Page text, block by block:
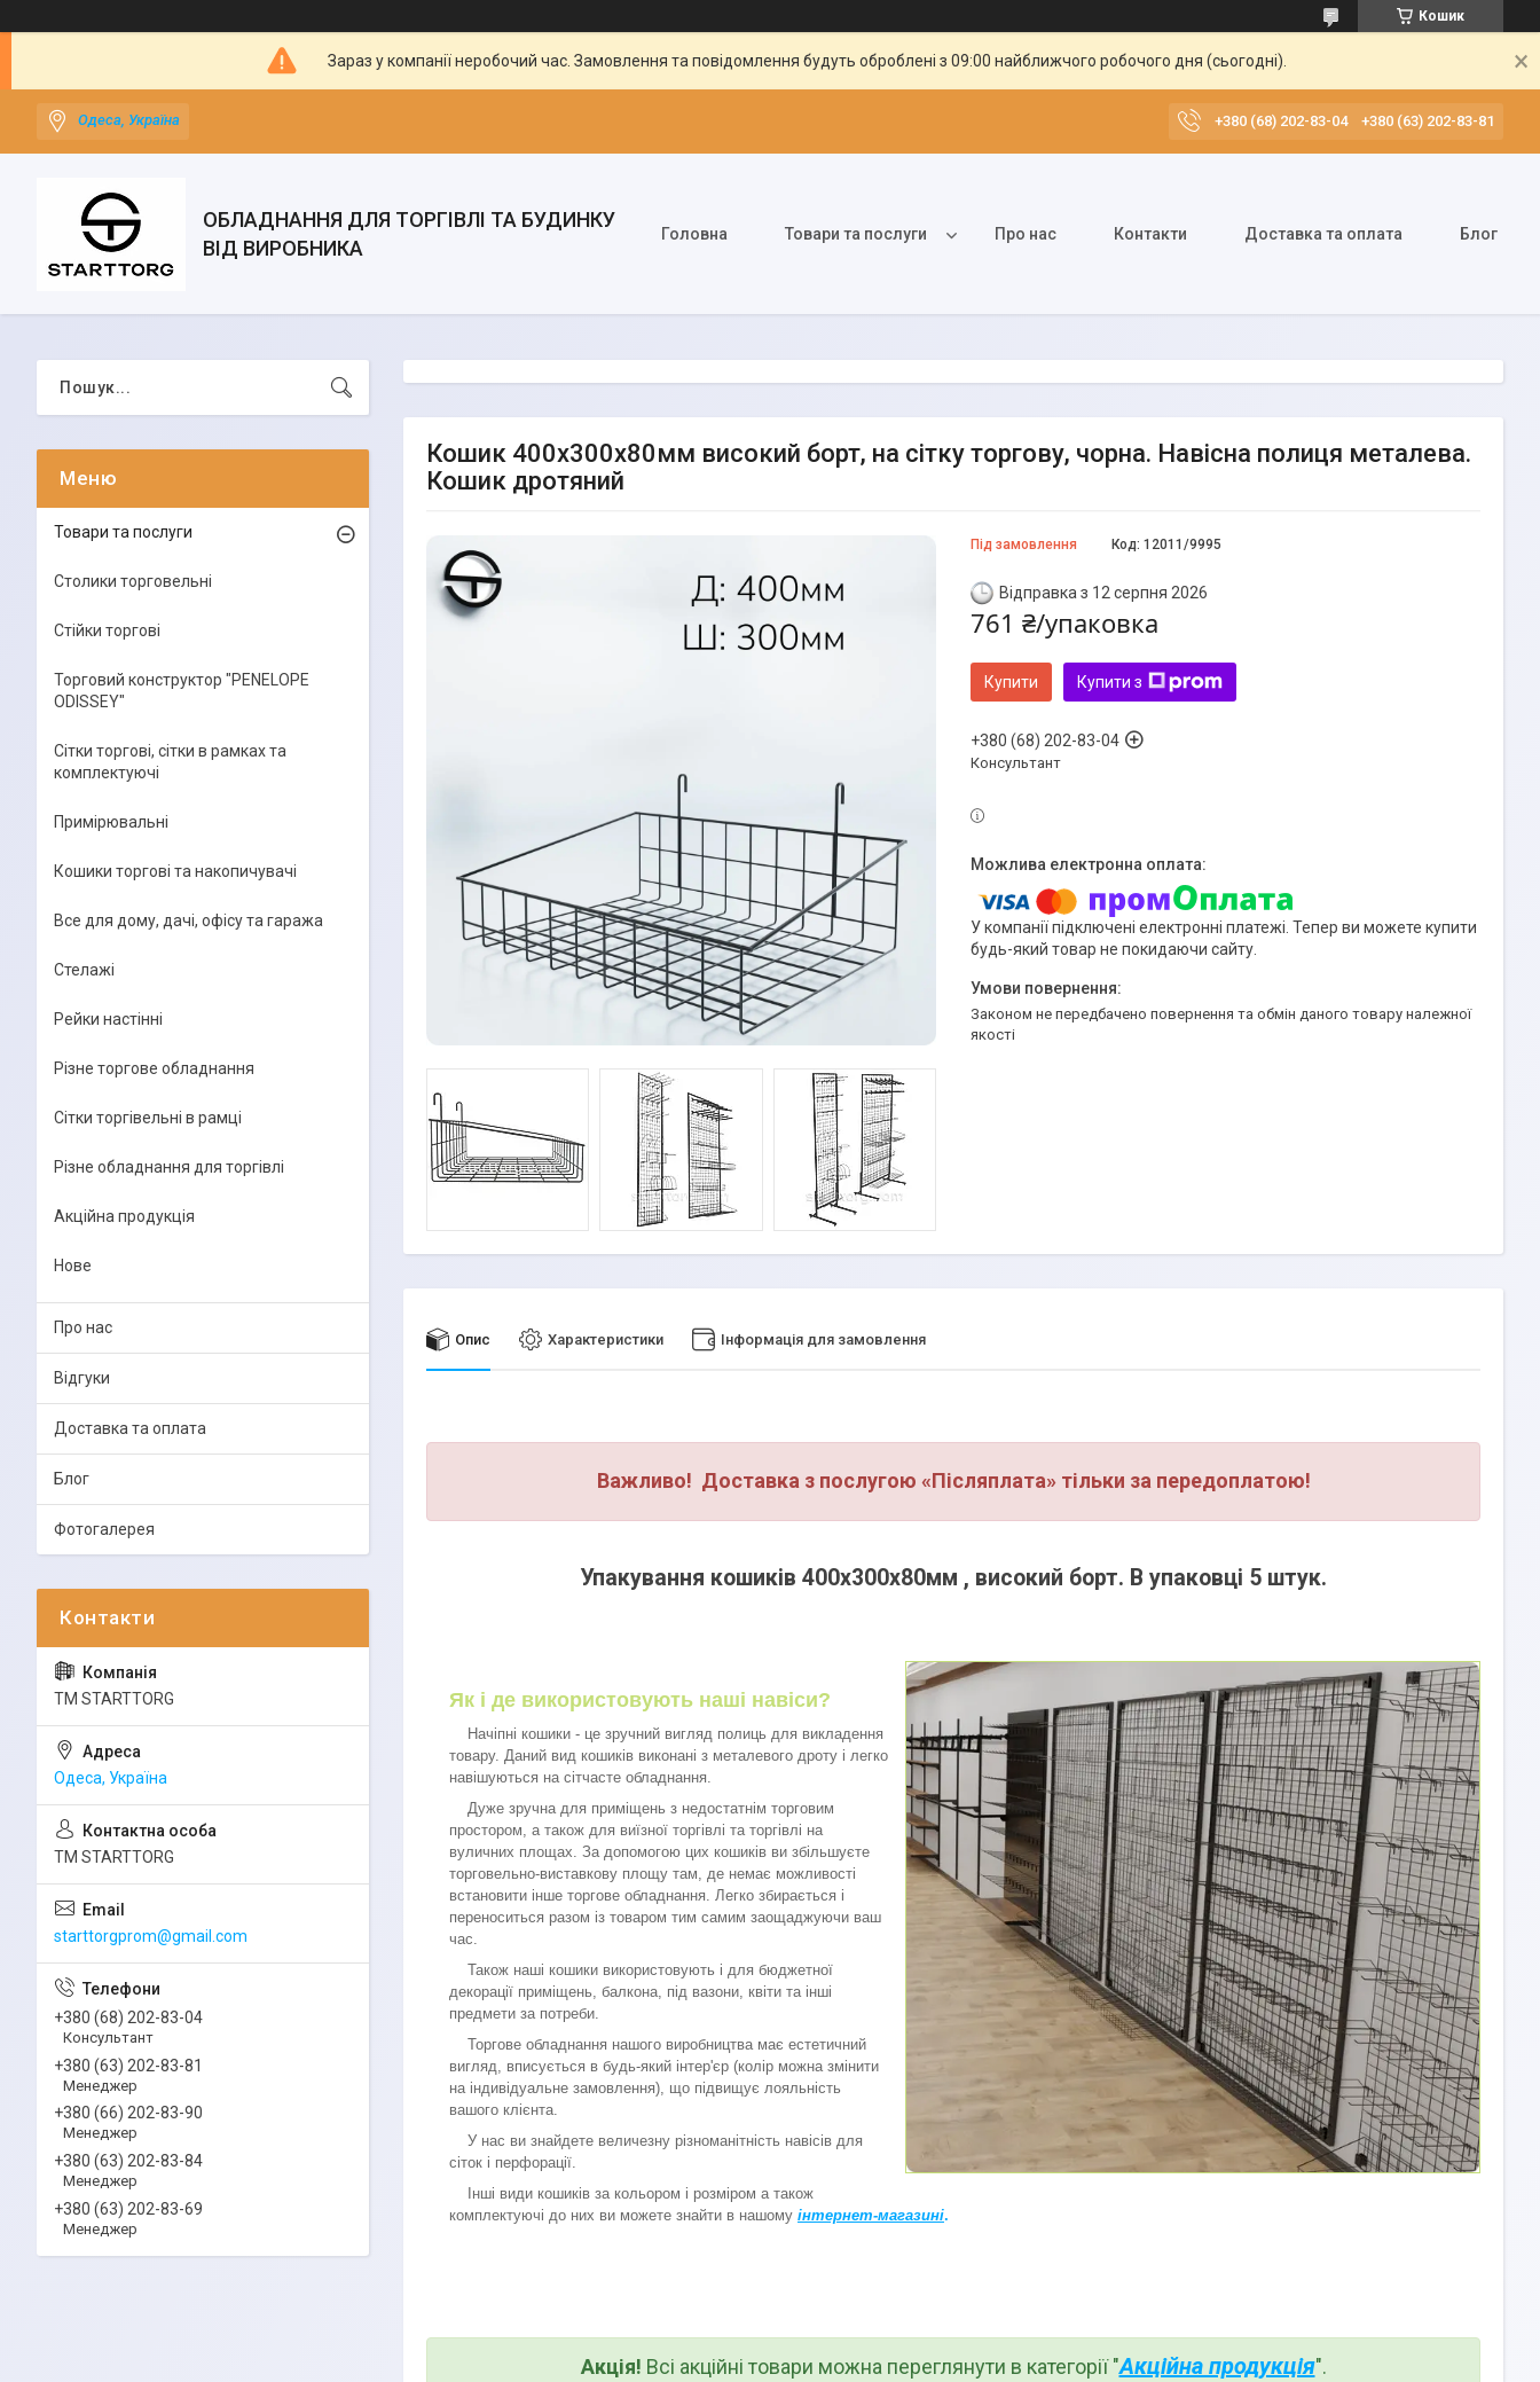
Кошик
Зараз у компанії неробочий час. Замовлення та повідомлення будуть оброблені з 09:00 найближчого робочого дня (сьогодні).
Одеса, Україна +380 (68) 202-83-04 +380 (63) 202-83-81
ОБЛАДНАННЯ ДЛЯ ТОРГІВЛІ ТА БУДИНКУ
ВІД ВИРОБНИКА
Головна Товари та послуги Про нас Контакти Доставка та оплата Блог
Кошик 400х300х80мм високий борт, на сітку торгову, чорна. Навісна полиця металева.
Кошик дротяний
Під замовлення Код: 12011/9995
Відправка з 12 серпня 2026
761 ₴/упаковка
Купити Купити з
+380 (68) 202-83-04
Консультант
У компанії підключені електронні платежі. Тепер ви можете купити
будь-який товар не покидаючи сайту.
Законом не передбачено повернення та обмін даного товару належної
якості
Опис Характеристики Інформація для замовлення
Важливо! Доставка з послугою «Післяплата» тільки за передоплатою!
Упакування кошиків 400х300х80мм , високий борт. В упаковці 5 штук.
Як і де використовують наші навіси?
Начіпні кошики - це зручний вигляд полиць для викладення
товару. Даний вид кошиків виконані з металевого дроту і легко
навішуються на сітчасте обладнання.
Дуже зручна для приміщень з недостатнім торговим
простором, а також для виїзної торгівлі та торгівлі на
вуличних площах. За допомогою цих кошиків ви збільшуєте
торговельно-виставкову площу там, де немає можливості
встановити інше торгове обладнання. Легко збирається і
переноситься разом із товаром тим самим заощаджуючи ваш
час.
Також наші кошики використовують і для бюджетної
декорації приміщень, балкона, під вазони, квіти та інші
предмети за потреби.
Торгове обладнання нашого виробництва має естетичний
вигляд, вписується в будь-який інтер'єр (колір можна змінити
на індивідуальне замовлення), що підвищує лояльність
вашого клієнта.
У нас ви знайдете величезну різноманітність навісів для
сіток і перфорації.
Інші види кошиків за кольором і розміром а також
комплектуючі до них ви можете знайти в нашому інтернет-магазині.
Акція! Всі акційні товари можна переглянути в категорії "Акційна продукція".
Товари та послуги
Столики торговельні
Стійки торгові
Торговий конструктор "PENELOPE
ODISSEY"
Сітки торгові, сітки в рамках та
комплектуючі
Примірювальні
Кошики торгові та накопичувачі
Все для дому, дачі, офісу та гаража
Стелажі
Рейки настінні
Різне торгове обладнання
Сітки торгівельні в рамці
Різне обладнання для торгівлі
Акційна продукція
Нове
Про нас
Відгуки
Доставка та оплата
Блог
Фотогалерея
ТМ STARTTORG
Одеса, Україна
ТМ STARTTORG
starttorgprom@gmail.com
+380 (68) 202-83-04
Консультант
+380 (63) 202-83-81
Менеджер
+380 (66) 202-83-90
Менеджер
+380 (63) 202-83-84
Менеджер
+380 (63) 202-83-69
Менеджер